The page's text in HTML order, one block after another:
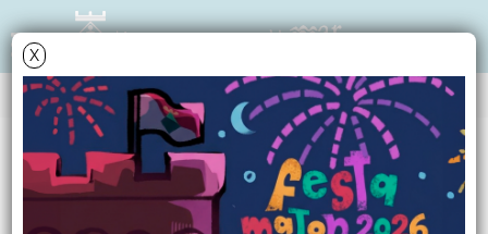
X
NOTÍCIES - ACTUALITAT
Rècord de